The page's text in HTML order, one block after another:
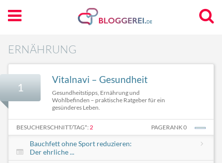
ERNÄHRUNG
1
Vitalnavi – Gesundheit
Gesundheitstipps, Ernährung und
Wohlbefinden – praktische Ratgeber für ein
gesünderes Leben.
BESUCHERSCHNITT/TAG*: 2 PAGERANK 0
Bauchfett ohne Sport reduzieren:
Der ehrliche ...